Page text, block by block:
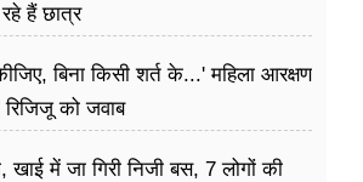
हैं छात्र
बिना किसी शर्त के...' महिला आरक्षण
रिजिजू को जवाब
में जा गिरी निजी बस, 7 लोगों की